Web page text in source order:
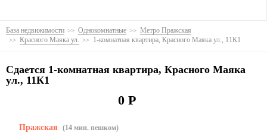
База недвижимости Однокомнатные
Метро Пражская
Красного Маяка ул.
1-комнатная квартира, Красного Маяка ул., 11К1
Сдается 1-комнатная квартира, Красного Маяка
ул., 11К1
0 Р
Пражская (14 мин. пешком)